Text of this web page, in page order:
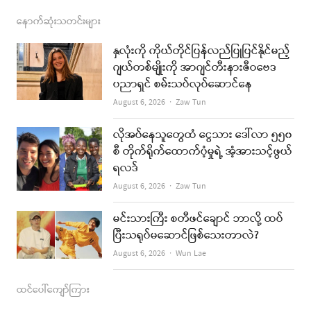
c
e
b
o
k
s
t
a
g
a
m
s
t
u
b
e
i
l
နောက်ဆုံးသတင်းများ
နှလုံးကို ကိုယ်တိုင်ပြန်လည်ပြုပြင်နိုင်မည့်
ဂျယ်တစ်မျိုးကို အာဂျင်တီးနားဇီဝဗေဒ
ပညာရှင် စမ်းသပ်လုပ်ဆောင်နေ
August 6, 2026 Author
Zaw Tun
လိုအပ်နေသူတွေထံ ငွေသား ဒေါ်လာ ၅၅၀
စီ တိုက်ရိုက်ထောက်ပံ့မှုရဲ့ အံ့အားသင့်ဖွယ်
ရလဒ်
August 6, 2026 Author
Zaw Tun
မင်းသားကြီး စတီဖင်ချောင် ဘာလို့ ထပ်
ပြီးသရုပ်မဆောင်ဖြစ်သေးတာလဲ?
August 6, 2026 Author
Wun Lae
ထင်ပေါ်ကျော်ကြား